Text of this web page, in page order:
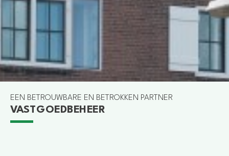
EEN BETROUWBARE EN BETROKKEN PARTNER
VASTGOEDBEHEER
GOUDA
GOUWEKERK
TIELWEG 26/28/30